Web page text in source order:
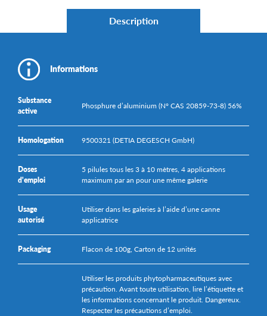
Description
Informations
Substance
active
Phosphure d’aluminium (N° CAS 20859-73-8) 56%
Homologation 9500321 (DETIA DEGESCH GmbH)
Doses
d'emploi
5 pilules tous les 3 à 10 mètres, 4 applications
maximum par an pour une même galerie
Usage
autorisé
Utiliser dans les galeries à l’aide d’une canne
applicatrice
Packaging Flacon de 100g, Carton de 12 unités
Utiliser les produits phytopharmaceutiques avec
précaution. Avant toute utilisation, lire l’étiquette et
les informations concernant le produit. Dangereux.
Respecter les précautions d’emploi.